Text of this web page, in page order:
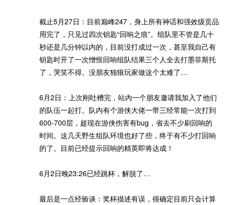
截止5月27日：目前巅峰247，身上所有神话和强效级贡品
用完了，只见过四次钥匙“回响之痕”。组队里不管是几十
秒还是几分钟以内的，目前没打成过一次，甚至我自己有
钥匙时开了一次憎恨回响组队结果三个人全去打墨菲斯托
了，哭笑不得。没朋友独狼玩家做这个太难了…
6月2日：上次刚吐槽完，站內一个朋友邀请我加入了他们
的队伍一起打。队内有个游侠大佬一带三经常能一次打到
600-700层，趁现在游侠伤害有bug，省去不少刷回响的
时间。这几天野生组队环境也好了些，终于有不少打回响
的了。目前已经提示回响的精英即将达成！
6月2日晚23:26已经跳杯，解脱了…
最后是一点经验谈：奖杯描述有误，很确定目前只会计算